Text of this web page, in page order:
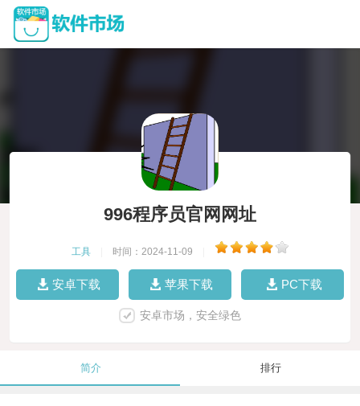
996程序员官网网址
工具 时间：2024-11-09
安卓下载 苹果下载 PC下载
安卓市场，安全绿色
简介 排行